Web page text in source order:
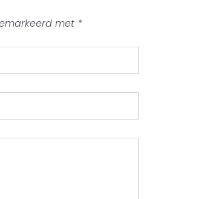
met *